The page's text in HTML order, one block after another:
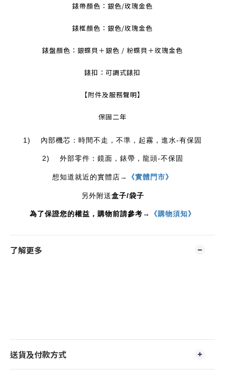
錶帶顏色：銀色/玫瑰金色
錶框顏色：銀色/玫瑰金色
錶盤顏色：銀蝶貝＋銀色 / 粉蝶貝＋玫瑰金色
錶扣：可調式錶扣
【附件及服務聲明】
保固二年
1)    內部機芯：時間不走，不準，起霧，進水-有保固
2)    外部零件：鏡面，錶帶，龍頭-不保固
想知道就近的實體店→ 《實體門市》
另外附送盒子/袋子
為了保證您的權益，購物前請參考→ 《購物須知》
了解更多
送貨及付款方式